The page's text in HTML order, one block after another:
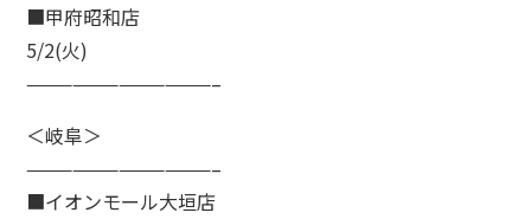
■甲府昭和店
5/2(火)
————————————–
＜岐阜＞
————————————–
■イオンモール大垣店